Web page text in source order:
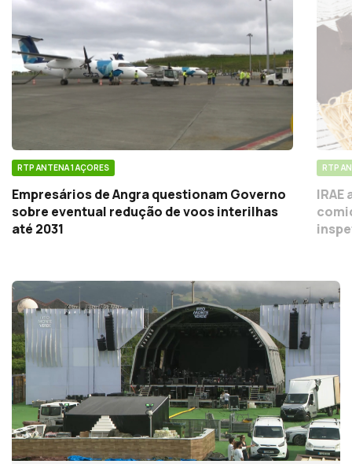
RTP ANTENA 1 AÇORES
Empresários de Angra questionam Governo
sobre eventual redução de voos interilhas
até 2031
RTP